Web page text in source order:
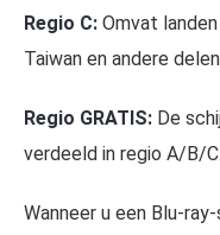
Regio C: Omvat
Taiwan en andere
Regio GRATIS: De
verdeeld in regio A/B/C.
Wanneer u een Blu-